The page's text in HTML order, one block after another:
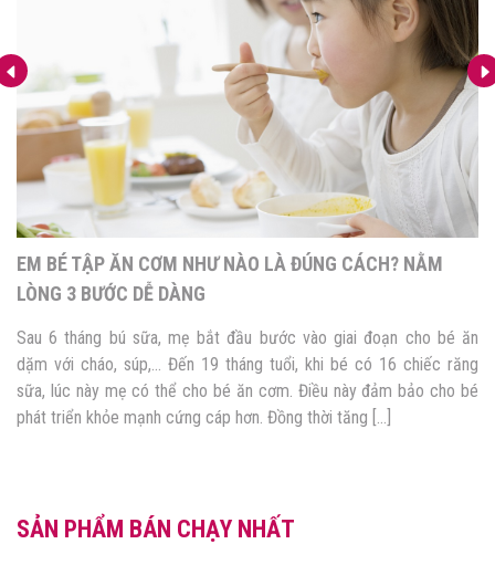
EM BÉ TẬP ĂN CƠM NHƯ NÀO LÀ ĐÚNG CÁCH? NẰM
LÒNG 3 BƯỚC DỄ DÀNG
Sau 6 tháng bú sữa, mẹ bắt đầu bước vào giai đoạn cho bé ăn
dặm với cháo, súp,… Đến 19 tháng tuổi, khi bé có 16 chiếc răng
sữa, lúc này mẹ có thể cho bé ăn cơm. Điều này đảm bảo cho bé
phát triển khỏe mạnh cứng cáp hơn. Đồng thời tăng […]
SẢN PHẨM BÁN CHẠY NHẤT